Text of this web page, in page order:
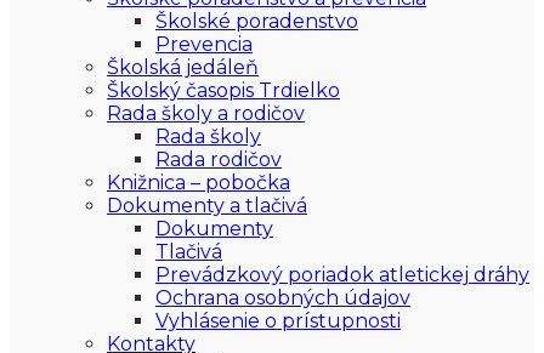
Školské poradenstvo
Prevencia
Školská jedáleň
Školský časopis Trdielko
Rada školy a rodičov
Rada školy
Rada rodičov
Knižnica – pobočka
Dokumenty a tlačivá
Dokumenty
Tlačivá
Prevádzkový poriadok atletickej dráhy
Ochrana osobných údajov
Vyhlásenie o prístupnosti
Kontakty